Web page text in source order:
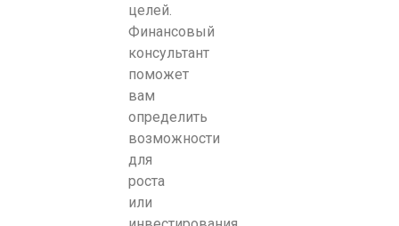
целей.
Финансовый
консультант
поможет
вам
определить
возможности
для
роста
или